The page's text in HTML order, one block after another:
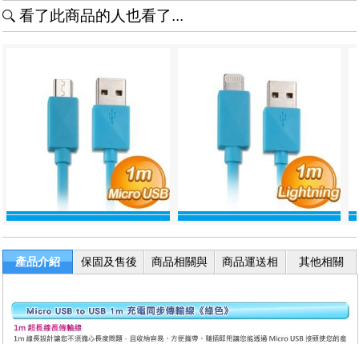
看了此商品的人也看了...
產品介紹
保固及售後
商品相關與
商品運送相
其他相關